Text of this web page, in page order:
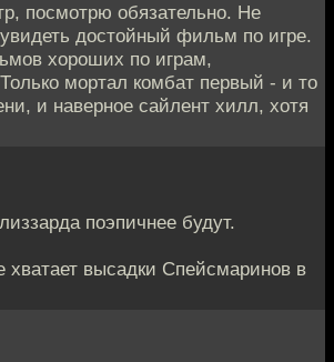
посмотрю обязательно. Не
достойный фильм по игре.
хороших по играм,
Только мортал комбат первый - и то
и наверное сайлент хилл, хотя
поэпичнее будут.
хватает высадки Спейсмаринов в